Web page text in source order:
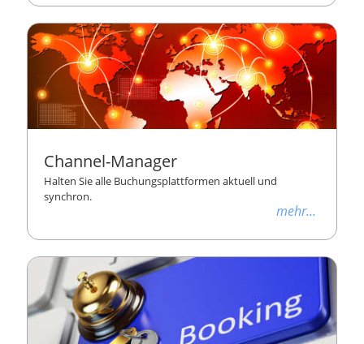
Channel-Manager
Halten Sie alle Buchungsplattformen aktuell und
synchron.
mehr...